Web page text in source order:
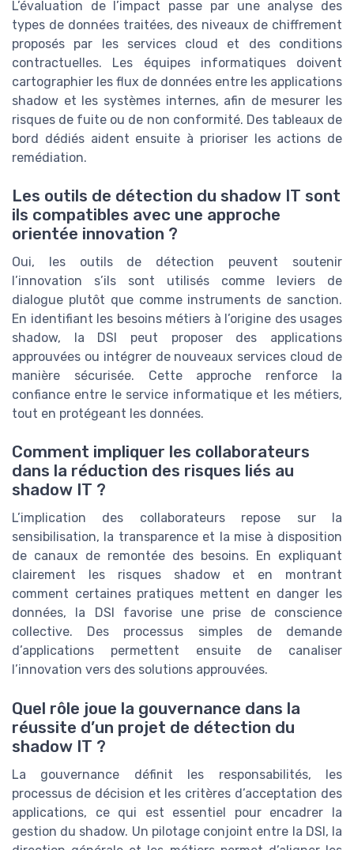
L’évaluation de l’impact passe par une analyse des
types de données traitées, des niveaux de chiffrement
proposés par les services cloud et des conditions
contractuelles. Les équipes informatiques doivent
cartographier les flux de données entre les applications
shadow et les systèmes internes, afin de mesurer les
risques de fuite ou de non conformité. Des tableaux de
bord dédiés aident ensuite à prioriser les actions de
remédiation.
Les outils de détection du shadow IT sont
ils compatibles avec une approche
orientée innovation ?
Oui, les outils de détection peuvent soutenir
l’innovation s’ils sont utilisés comme leviers de
dialogue plutôt que comme instruments de sanction.
En identifiant les besoins métiers à l’origine des usages
shadow, la DSI peut proposer des applications
approuvées ou intégrer de nouveaux services cloud de
manière sécurisée. Cette approche renforce la
confiance entre le service informatique et les métiers,
tout en protégeant les données.
Comment impliquer les collaborateurs
dans la réduction des risques liés au
shadow IT ?
L’implication des collaborateurs repose sur la
sensibilisation, la transparence et la mise à disposition
de canaux de remontée des besoins. En expliquant
clairement les risques shadow et en montrant
comment certaines pratiques mettent en danger les
données, la DSI favorise une prise de conscience
collective. Des processus simples de demande
d’applications permettent ensuite de canaliser
l’innovation vers des solutions approuvées.
Quel rôle joue la gouvernance dans la
réussite d’un projet de détection du
shadow IT ?
La gouvernance définit les responsabilités, les
processus de décision et les critères d’acceptation des
applications, ce qui est essentiel pour encadrer la
gestion du shadow. Un pilotage conjoint entre la DSI, la